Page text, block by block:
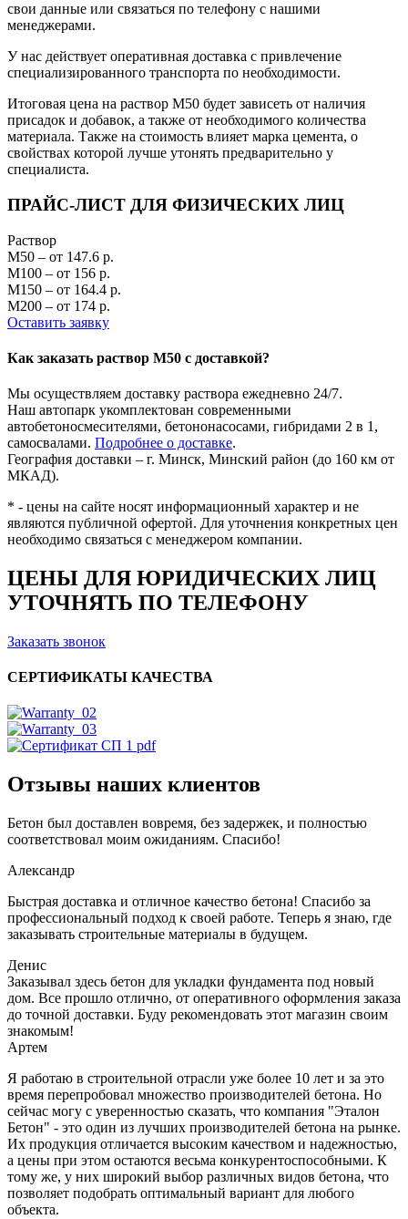
свои данные или связаться по телефону с нашими
менеджерами.
У нас действует оперативная доставка с привлечение
специализированного транспорта по необходимости.
Итоговая цена на раствор М50 будет зависеть от наличия
присадок и добавок, а также от необходимого количества
материала. Также на стоимость влияет марка цемента, о
свойствах которой лучше утонять предварительно у
специалиста.
ПРАЙС-ЛИСТ ДЛЯ ФИЗИЧЕСКИХ ЛИЦ
Раствор
M50 – от 147.6 р.
M100 – от 156 р.
M150 – от 164.4 р.
M200 – от 174 р.
Оставить заявку
Как заказать раствор М50 с доставкой?
Мы осуществляем доставку раствора ежедневно 24/7.
Наш автопарк укомплектован современными
автобетоносмесителями, бетононасосами, гибридами 2 в 1,
самосвалами. Подробнее о доставке.
География доставки – г. Минск, Минский район (до 160 км от
МКАД).
* - цены на сайте носят информационный характер и не
являются публичной офертой. Для уточнения конкретных цен
необходимо связаться с менеджером компании.
ЦЕНЫ ДЛЯ ЮРИДИЧЕСКИХ ЛИЦ
УТОЧНЯТЬ ПО ТЕЛЕФОНУ
Заказать звонок
СЕРТИФИКАТЫ КАЧЕСТВА
Отзывы наших клиентов
Бетон был доставлен вовремя, без задержек, и полностью
соответствовал моим ожиданиям. Спасибо!
Александр
Быстрая доставка и отличное качество бетона! Спасибо за
профессиональный подход к своей работе. Теперь я знаю, где
заказывать строительные материалы в будущем.
Денис
Заказывал здесь бетон для укладки фундамента под новый
дом. Все прошло отлично, от оперативного оформления заказа
до точной доставки. Буду рекомендовать этот магазин своим
знакомым!
Артем
Я работаю в строительной отрасли уже более 10 лет и за это
время перепробовал множество производителей бетона. Но
сейчас могу с уверенностью сказать, что компания "Эталон
Бетон" - это один из лучших производителей бетона на рынке.
Их продукция отличается высоким качеством и надежностью,
а цены при этом остаются весьма конкурентоспособными. К
тому же, у них широкий выбор различных видов бетона, что
позволяет подобрать оптимальный вариант для любого
объекта.